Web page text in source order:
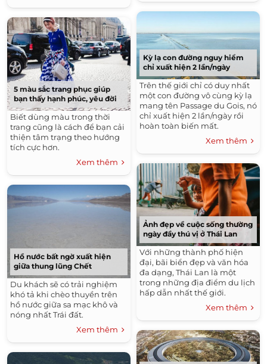
5 màu sắc trang phục giúp
bạn thấy hạnh phúc, yêu đời
Biết dùng màu trong thời
trang cũng là cách để bạn cải
thiện tâm trạng theo hướng
tích cực hơn.
Xem thêm
Hồ nước bất ngờ xuất hiện
giữa thung lũng Chết
Du khách sẽ có trải nghiệm
khó tả khi chèo thuyền trên
hồ nước giữa sa mạc khô và
nóng nhất Trái đất.
Xem thêm
Kỳ lạ con đường nguy hiểm
chỉ xuất hiện 2 lần/ngày
Trên thế giới chỉ có duy nhất
một con đường vô cùng kỳ lạ
mang tên Passage du Gois, nó
chỉ xuất hiện 2 lần/ngày rồi
hoàn toàn biến mất.
Xem thêm
Ảnh đẹp về cuộc sống thường
ngày đầy thú vị ở Thái Lan
Với những thành phố hiện
đại, bãi biển đẹp và văn hóa
đa dạng, Thái Lan là một
trong những địa điểm du lịch
hấp dẫn nhất thế giới.
Xem thêm